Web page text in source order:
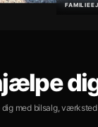
med bilsalg,